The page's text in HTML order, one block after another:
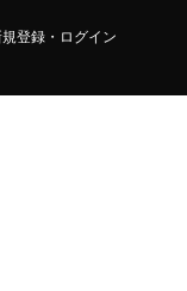
規登録・ログイン